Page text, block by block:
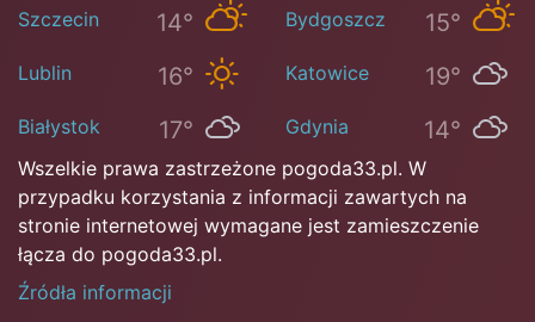
Szczecin 14° Bydgoszcz 15°
Lublin 16° Katowice 19°
Białystok 17° Gdynia 14°
Wszelkie prawa zastrzeżone pogoda33.pl. W
przypadku korzystania z informacji zawartych na
stronie internetowej wymagane jest zamieszczenie
łącza do pogoda33.pl.
Źródła informacji